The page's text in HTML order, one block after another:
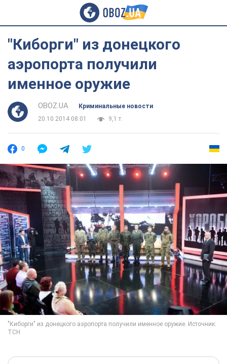
"Киборги" из донецкого
аэропорта получили
именное оружие
OBOZ.UA
Криминальные новости
20.10.2014 08:01
9,1 т.
0